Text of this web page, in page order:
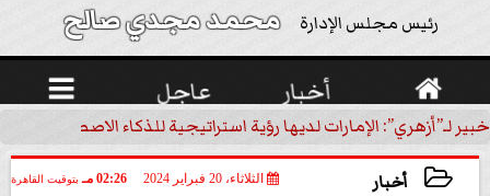
رئيس مجلس الإدارة محمد مجدي صالح
 أخبار عاجل 
الإمارات لديها رؤية استراتيجية للذكاء الاصطناعي | فيديو
أخبار الثلاثاء، 20 فبراير 2024 02:26 مـ بتوقيت القاهرة